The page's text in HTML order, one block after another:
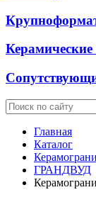
Главная
Каталог
ГРАНДВУД